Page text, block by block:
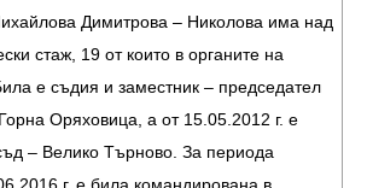
Димитрова – Николова има над
стаж, 19 от които в органите на
е съдия и заместник – председател
Оряховица, а от 15.05.2012 г. е
– Велико Търново. За периода